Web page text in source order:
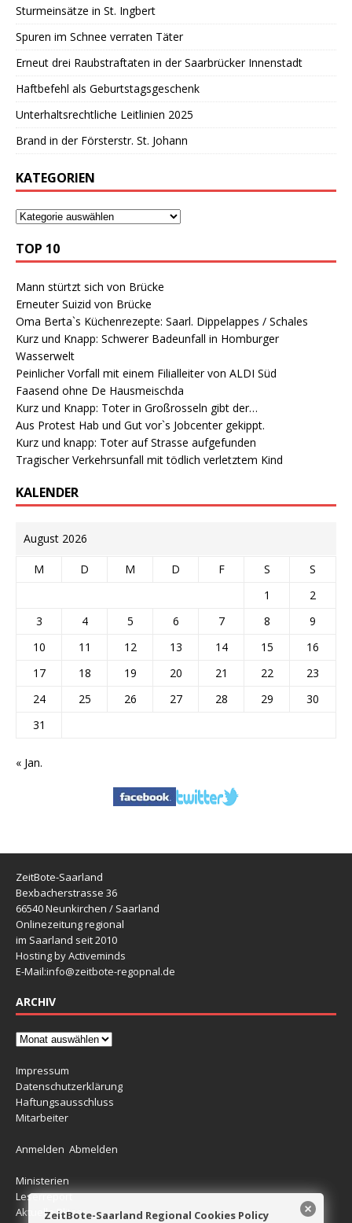
Sturmeinsätze in St. Ingbert
Spuren im Schnee verraten Täter
Erneut drei Raubstraftaten in der Saarbrücker Innenstadt
Haftbefehl als Geburtstagsgeschenk
Unterhaltsrechtliche Leitlinien 2025
Brand in der Försterstr. St. Johann
KATEGORIEN
TOP 10
Mann stürtzt sich von Brücke
Erneuter Suizid von Brücke
Oma Berta`s Küchenrezepte: Saarl. Dippelappes / Schales
Kurz und Knapp: Schwerer Badeunfall in Homburger
Wasserwelt
Peinlicher Vorfall mit einem Filialleiter von ALDI Süd
Faasend ohne De Hausmeischda
Kurz und Knapp: Toter in Großrosseln gibt der…
Aus Protest Hab und Gut vor`s Jobcenter gekippt.
Kurz und knapp: Toter auf Strasse aufgefunden
Tragischer Verkehrsunfall mit tödlich verletztem Kind
KALENDER
August 2026
M D M D F S
S
1
2
3
4 5 6 7 8
9
10
11 12 13 14 15
16
17
18 19 20 21 22
23
24
25 26 27 28 29
30
31
« Jan.
ZeitBote-Saarland
Bexbacherstrasse 36
66540 Neunkirchen / Saarland
Onlinezeitung regional
im Saarland seit 2010
Hosting by Activeminds
E-Mail:info@zeitbote-regopnal.de
ARCHIV
Impressum
Datenschutzerklärung
Haftungsausschluss
Mitarbeiter
Anmelden Abmelden
Ministerien
Leserreport
Aktuelle Blitzer
ZeitBote-Saarland Regional Cookies Policy